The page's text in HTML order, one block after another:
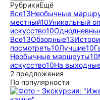
РубрикиЕщё
Все13Необычные
местный10Уникальный
искусство10
Все13Обзорные13
посмотреть10Лучшие10
Необычные маршруты10
искусство10На
2 предложения
По популярности